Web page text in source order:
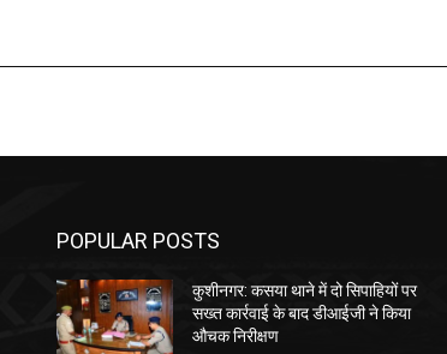
POPULAR POSTS
कुशीनगर: कसया थाने में दो सिपाहियों पर
सख्त कार्रवाई के बाद डीआईजी ने किया
औचक निरीक्षण